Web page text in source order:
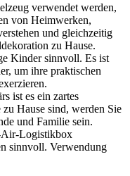
verwendet werden,
von Heimwerken,
und gleichzeitig
zu Hause.
Kinder sinnvoll. Es ist
um ihre praktischen
ist es ein zartes
Hause sind, werden Sie
und Familie sein.
Air-Logistikbox
sinnvoll. Verwendung